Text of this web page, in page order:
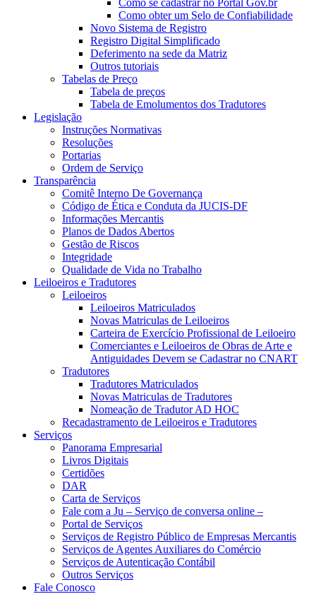
Como se cadastrar no Portal Gov.br
Como obter um Selo de Confiabilidade
Novo Sistema de Registro
Registro Digital Simplificado
Deferimento na sede da Matriz
Outros tutoriais
Tabelas de Preço
Tabela de preços
Tabela de Emolumentos dos Tradutores
Legislação
Instruções Normativas
Resoluções
Portarias
Ordem de Serviço
Transparência
Comitê Interno De Governança
Código de Ética e Conduta da JUCIS-DF
Informações Mercantis
Planos de Dados Abertos
Gestão de Riscos
Integridade
Qualidade de Vida no Trabalho
Leiloeiros e Tradutores
Leiloeiros
Leiloeiros Matriculados
Novas Matriculas de Leiloeiros
Carteira de Exercício Profissional de Leiloeiro
Comerciantes e Leiloeiros de Obras de Arte e
Antiguidades Devem se Cadastrar no CNART
Tradutores
Tradutores Matriculados
Novas Matriculas de Tradutores
Nomeação de Tradutor AD HOC
Recadastramento de Leiloeiros e Tradutores
Serviços
Panorama Empresarial
Livros Digitais
Certidões
DAR
Carta de Serviços
Fale com a Ju – Serviço de conversa online –
Portal de Serviços
Serviços de Registro Público de Empresas Mercantis
Serviços de Agentes Auxiliares do Comércio
Serviços de Autenticação Contábil
Outros Serviços
Fale Conosco